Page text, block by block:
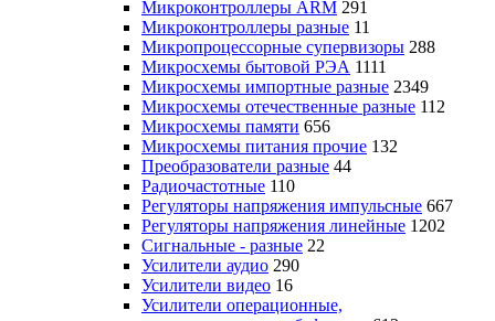
Микроконтроллеры ARM 291
Микроконтроллеры разные 11
Микропроцессорные супервизоры 288
Микросхемы бытовой РЭА 1111
Микросхемы импортные разные 2349
Микросхемы отечественные разные 112
Микросхемы памяти 656
Микросхемы питания прочие 132
Преобразователи разные 44
Радиочастотные 110
Регуляторы напряжения импульсные 667
Регуляторы напряжения линейные 1202
Сигнальные - разные 22
Усилители аудио 290
Усилители видео 16
Усилители операционные,